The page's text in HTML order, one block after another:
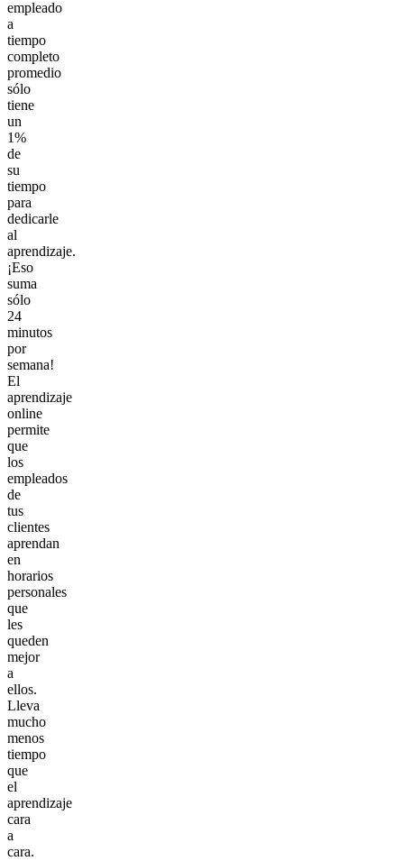
empleado
a
tiempo
completo
promedio
sólo
tiene
un
1%
de
su
tiempo
para
dedicarle
al
aprendizaje.
¡Eso
suma
sólo
24
minutos
por
semana!
El
aprendizaje
online
permite
que
los
empleados
de
tus
clientes
aprendan
en
horarios
personales
que
les
queden
mejor
a
ellos.
Lleva
mucho
menos
tiempo
que
el
aprendizaje
cara
a
cara.